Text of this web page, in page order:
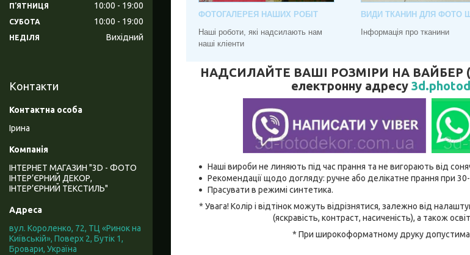
ФОТОГАЛЕРЕЯ НАШИХ РОБІТ
Наші роботи, які надсилають нам
наші кліенти
ВИДИ ТКАНИН ДЛЯ ФОТО
Інформація про тканини
НАДСИЛАЙТЕ ВАШІ РОЗМІРИ НА ВАЙБЕР
електронну адресу
Наші вироби не линяють під час прання та не вигорають від
Рекомендації щодо догляду: ручне або делікатне прання при
Прасувати в режимі синтетика.
* Увага! Колір і відтінок можуть відрізнятися, залежно від
(яскравість, контраст, насиченість), а також
* При широкоформатному друку допустима
ПʼЯТНИЦЯ 10:00 19:00
СУБОТА 10:00 19:00
НЕДІЛЯ Вихідний
Контакти
Ірина
ІНТЕРНЕТ МАГАЗИН "3D - ФОТО
ІНТЕР’ЄРНИЙ ДЕКОР,
ІНТЕР’ЄРНИЙ ТЕКСТИЛЬ"
вул. Короленко, 72, ТЦ «Ринок на
Київській», Поверх 2, Бутік 1,
Бровари, Україна